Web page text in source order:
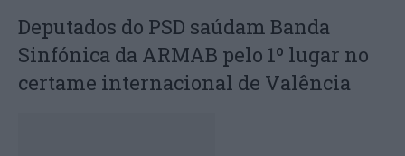
Deputados do PSD saúdam Banda
Sinfónica da ARMAB pelo 1º lugar no
certame internacional de Valência